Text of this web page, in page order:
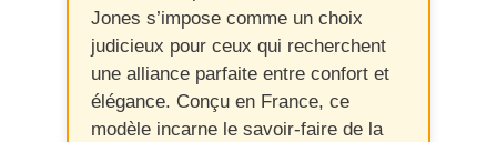
Jones s’impose comme un choix
judicieux pour ceux qui recherchent
une alliance parfaite entre confort et
élégance. Conçu en France, ce
modèle incarne le savoir-faire de la